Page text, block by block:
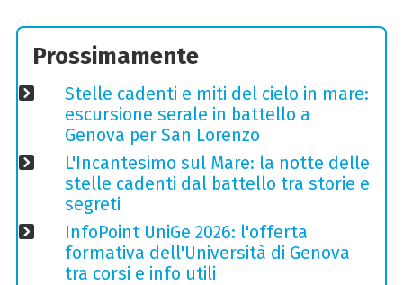
Prossimamente
Stelle cadenti e miti del cielo in mare:
escursione serale in battello a
Genova per San Lorenzo
L'Incantesimo sul Mare: la notte delle
stelle cadenti dal battello tra storie e
segreti
InfoPoint UniGe 2026: l'offerta
formativa dell'Università di Genova
tra corsi e info utili